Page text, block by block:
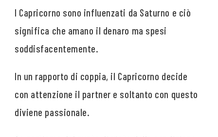
I Capricorno sono influenzati da Saturno e ciò
significa che amano il denaro ma spesi
soddisfacentemente.
In un rapporto di coppia, il Capricorno decide
con attenzione il partner e soltanto con questo
diviene passionale.